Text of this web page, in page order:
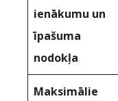
ienākumu un
īpašuma
nodokļa
Maksimālie